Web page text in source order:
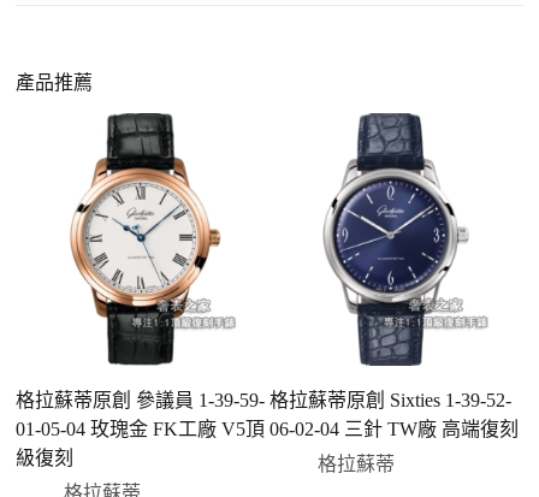
請先透過網站上的聯繫方式與我們取得聯繫，將您感
們會先幫您確認版本與實際價格。
二、確認款式與價格
客服會與您確認品牌、尺寸、顏色、配件等細節，如
有現貨會直接幫您預留；若需要排單，我們也會事先
說明大約出貨時間。
三、安排付款方式
您可以選擇先付少量訂金預留貨品，餘款在出貨
前或收到實拍照片後再支付；也可以一次性全額
付款，我們會在原有價格基礎上盡量幫您爭取更
優惠的方案。部分地區可協助安排較安全的到付
方式，具體以當下說明為準。
合日常通勤與旅行佩戴。
產品推薦
格拉蘇蒂原創 參議員 1-39-59-
01-05-04 玫瑰金 FK工廠 V5頂
級復刻
格拉蘇蒂
格拉蘇蒂原創 Sixties 1-39-52-
06-02-04 三針 TW廠 高端復刻
格拉蘇蒂